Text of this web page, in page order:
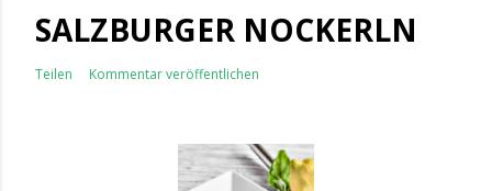
SALZBURGER NOCKERLN
Teilen Kommentar veröffentlichen